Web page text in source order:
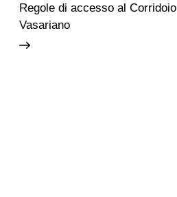
Regole di accesso al Corridoio
Vasariano